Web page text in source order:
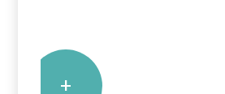
+